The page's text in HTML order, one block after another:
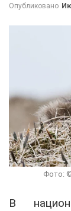
Опубликовано
Фото:
В